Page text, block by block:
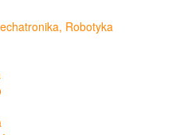
Robotyka